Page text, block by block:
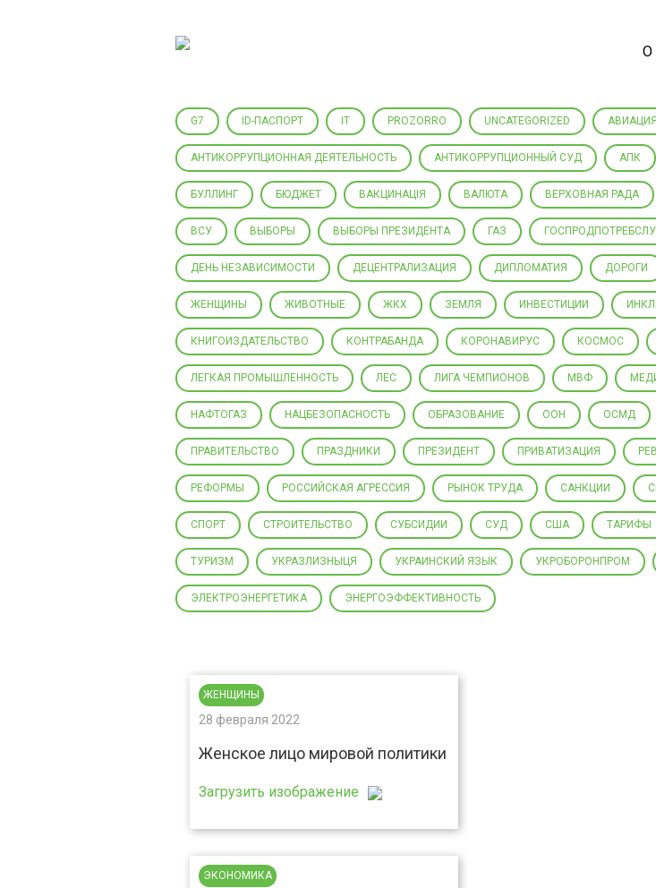
О
G7 ID-ПАСПОРТ IT PROZORRO UNCATEGORIZED АВИАЦИЯ
АНТИКОРРУПЦИОННАЯ ДЕЯТЕЛЬНОСТЬ АНТИКОРРУПЦИОННЫЙ СУД АПК
БУЛЛИНГ БЮДЖЕТ ВАКЦИНАЦІЯ ВАЛЮТА ВЕРХОВНАЯ РАДА
ВСУ ВЫБОРЫ ВЫБОРЫ ПРЕЗИДЕНТА ГАЗ
ДЕНЬ НЕЗАВИСИМОСТИ ДЕЦЕНТРАЛИЗАЦИЯ ДИПЛОМАТИЯ ДОРОГИ
ЖЕНЩИНЫ ЖИВОТНЫЕ ЖКХ ЗЕМЛЯ ИНВЕСТИЦИИ
КНИГОИЗДАТЕЛЬСТВО КОНТРАБАНДА КОРОНАВИРУС КОСМОС
ЛЕГКАЯ ПРОМЫШЛЕННОСТЬ ЛЕС ЛИГА ЧЕМПИОНОВ МВФ
НАФТОГАЗ НАЦБЕЗОПАСНОСТЬ ОБРАЗОВАНИЕ ООН ОСМД
ПРАВИТЕЛЬСТВО ПРАЗДНИКИ ПРЕЗИДЕНТ ПРИВАТИЗАЦИЯ
РЕФОРМЫ РОССИЙСКАЯ АГРЕССИЯ РЫНОК ТРУДА САНКЦИИ
СПОРТ СТРОИТЕЛЬСТВО СУБСИДИИ СУД США ТАРИФЫ
ТУРИЗМ УКРАЗЛИЗНЫЦЯ УКРАИНСКИЙ ЯЗЫК УКРОБОРОНПРОМ
ЭЛЕКТРОЭНЕРГЕТИКА ЭНЕРГОЭФФЕКТИВНОСТЬ
ЖЕНЩИНЫ
28 февраля 2022
Женское лицо мировой политики
Загрузить изображение
ЭКОНОМИКА